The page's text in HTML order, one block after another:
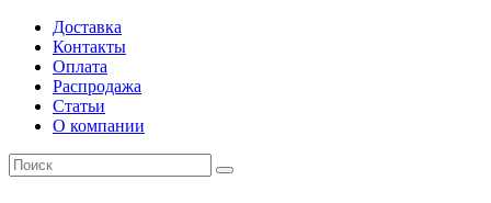
Доставка
Контакты
Оплата
Распродажа
Статьи
О компании